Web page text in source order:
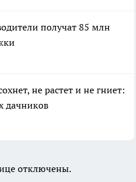
получат 85 млн
не растет и не гниет:
дачников
отключены.